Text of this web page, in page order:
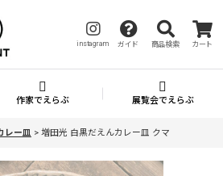
instagram ガイド 商品検索 カート
作家でえらぶ 展覧会でえらぶ
レー皿 > 増田光 白黒だえんカレー皿 クマ